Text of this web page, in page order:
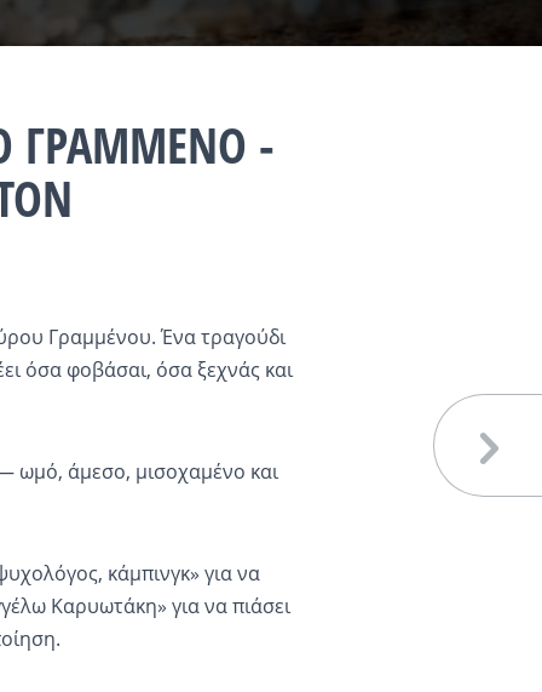
ΓΡΑΜΜΕΝΟ -
Γραμμένου. Ένα τραγούδι
όσα φοβάσαι, όσα ξεχνάς και
ωμό, άμεσο, μισοχαμένο και
κάμπινγκ» για να
Καρυωτάκη» για να πιάσει